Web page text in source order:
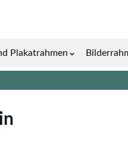
Plakatrahmen